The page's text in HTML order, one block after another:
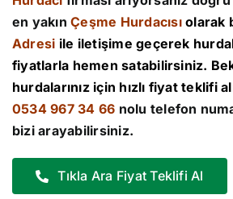
en yakınÇeşme Hurdacısı olarak
Adresi ile iletişime geçerek
fiyatlarla hemen satabilirsiniz.
hurdalarınız için hızlı fiyat teklifi
0534 967 34 66 nolu telefon
bizi arayabilirsiniz.
Tıkla Ara Fiyat Teklifi Al